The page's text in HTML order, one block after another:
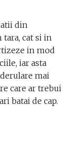
din
cat si in
in mod
iar asta
mai
care ar trebui
batai de cap.